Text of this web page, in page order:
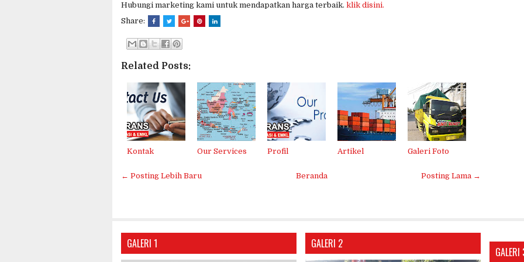
Hubungi marketing kami untuk mendapatkan harga terbaik. klik disini.
Share:
Related Posts:
Kontak Our Services Profil Artikel Galeri Foto
← Posting Lebih Baru Posting Lama →
Beranda
GALERI 1 GALERI 2
GALERI